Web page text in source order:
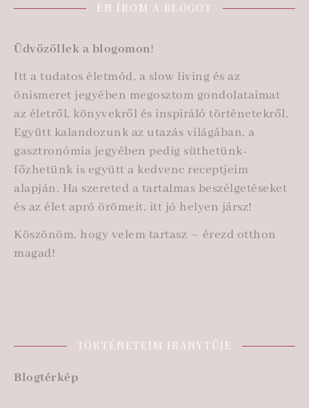
ÉN ÍROM A BLOGOT
Üdvözöllek a blogomon!
Itt a tudatos életmód, a slow living és az
önismeret jegyében megosztom gondolataimat
az életről, könyvekről és inspiráló történetekről.
Együtt kalandozunk az utazás világában, a
gasztronómia jegyében pedig süthetünk-
főzhetünk is együtt a kedvenc receptjeim
alapján. Ha szereted a tartalmas beszélgetéseket
és az élet apró örömeit, itt jó helyen jársz!
Köszönöm, hogy velem tartasz – érezd otthon
magad!
TÖRTÉNETEIM IRÁNYTŰJE
Blogtérkép